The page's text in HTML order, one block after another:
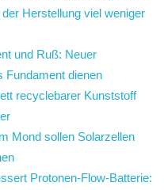
Herstellung viel weniger
und Ruß: Neuer
Fundament dienen
recyclebarer Kunststoff
Mond sollen Solarzellen
Protonen-Flow-Batterie: